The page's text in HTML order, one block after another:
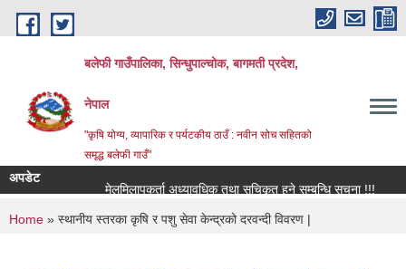
Skip to main content
बलेफी गाउँपालिका, सिन्धुपाल्चोक, बागमती प्रदेश,
नेपाल
"कृषि योग्य, व्यापारिक र पर्यटकीय ठाउँ : नवीन सोच सहितको
समृद्ध बलेफी गाउँ"
अपडेट
मेलमिलापकर्ता अध्यावधिक तथा सूचिकृत हुने सम्बन्धि सूचना !!!
You are here
Home » स्थानीय स्तरका कृषि र पशु सेवा केन्द्रको दरवन्दी विवरण |